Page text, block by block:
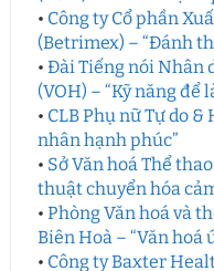
• Công ty Cổ phần
(Betrimex) – “Đánh
• Đài Tiếng nói Nhân
(VOH) – “Kỹ năng
• CLB Phụ nữ Tự do
nhân hạnh phúc”
• Sở Văn hoá Thể
thuật chuyển hóa
• Phòng Văn hoá và
Biên Hoà – “Văn hoá
• Công ty Baxter